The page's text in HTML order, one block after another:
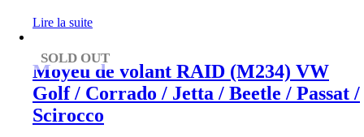
Lire la suite
SOLD OUT
Moyeu de volant RAID (M234) VW
Golf / Corrado / Jetta / Beetle / Passat /
Scirocco